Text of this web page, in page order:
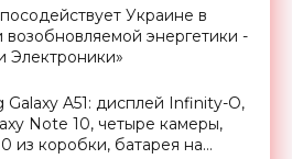
Украине в
возобновляемой энергетики -
Электроники»
Galaxy A51: дисплей Infinity-O,
Note 10, четыре камеры,
из коробки, батарея на